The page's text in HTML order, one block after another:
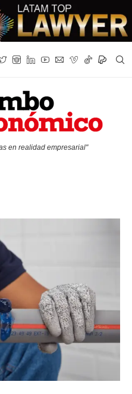
en realidad empresarial"